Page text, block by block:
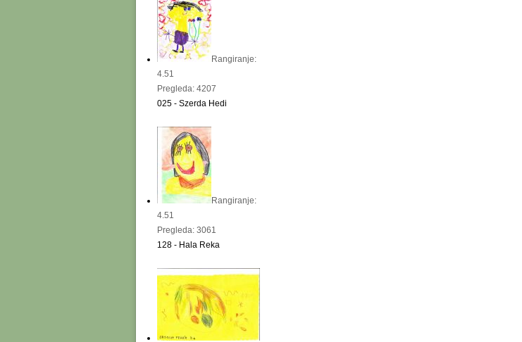
Rangiranje:
4.51
Pregleda: 4207
025 - Szerda Hedi
Rangiranje:
4.51
Pregleda: 3061
128 - Hala Reka